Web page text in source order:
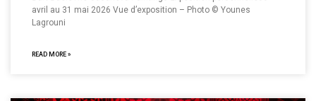
avril au 31 mai 2026 Vue d’exposition – Photo © Younes
Lagrouni
READ MORE »